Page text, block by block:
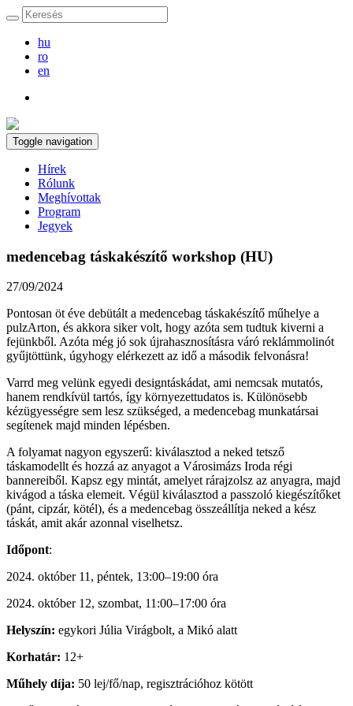
hu
ro
en
Toggle navigation
Hírek
Rólunk
Meghívottak
Program
Jegyek
medencebag táskakészítő workshop (HU)
27/09/2024
Pontosan öt éve debütált a medencebag táskakészítő műhelye a
pulzArton, és akkora siker volt, hogy azóta sem tudtuk kiverni a
fejünkből. Azóta még jó sok újrahasznosításra váró reklámmolinót
gyűjtöttünk, úgyhogy elérkezett az idő a második felvonásra!
Varrd meg velünk egyedi designtáskádat, ami nemcsak mutatós,
hanem rendkívül tartós, így környezettudatos is. Különösebb
kézügyességre sem lesz szükséged, a medencebag munkatársai
segítenek majd minden lépésben.
A folyamat nagyon egyszerű: kiválasztod a neked tetsző
táskamodellt és hozzá az anyagot a Városimázs Iroda régi
bannereiből. Kapsz egy mintát, amelyet rárajzolsz az anyagra, majd
kivágod a táska elemeit. Végül kiválasztod a passzoló kiegészítőket
(pánt, cipzár, kötél), és a medencebag összeállítja neked a kész
táskát, amit akár azonnal viselhetsz.
Időpont:
2024. október 11, péntek, 13:00–19:00 óra
2024. október 12, szombat, 11:00–17:00 óra
Helyszín: egykori Júlia Virágbolt, a Mikó alatt
Korhatár: 12+
Műhely díja: 50 lej/fő/nap, regisztrációhoz kötött